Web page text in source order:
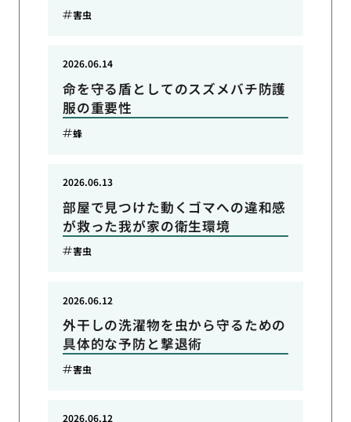
害虫
命を守る盾としてのスズメバチ防護
服の重要性
2026.06.14
蜂
部屋で見つけた動くゴマへの違和感
が救った我が家の衛生環境
2026.06.13
害虫
外干しの洗濯物を虫から守るための
具体的な予防と撃退術
2026.06.12
害虫
2026.06.12